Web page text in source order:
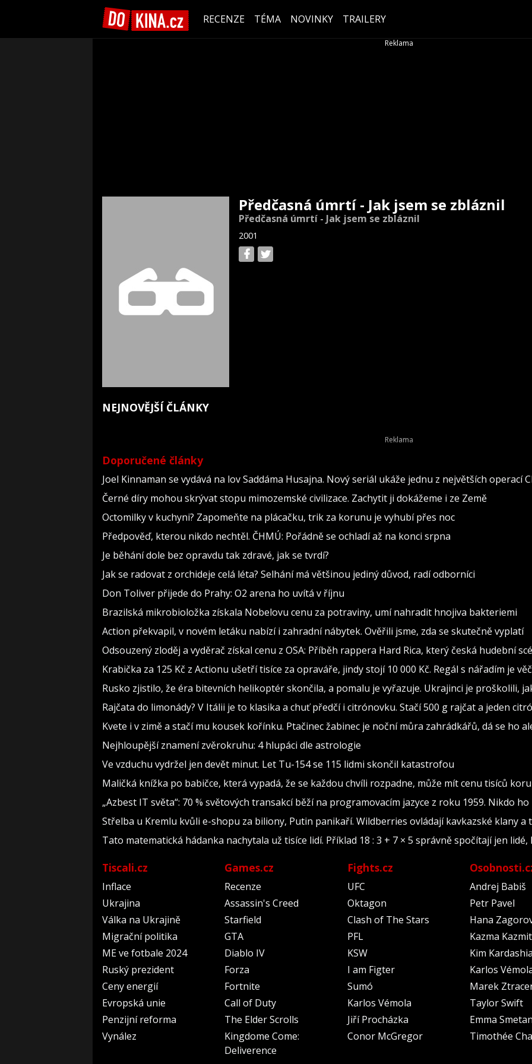
RECENZE TÉMA NOVINKY TRAILERY
Předčasná úmrtí - Jak jsem se zbláznil
Předčasná úmrtí - Jak jsem se zbláznil
2001
NEJNOVĚJŠÍ ČLÁNKY
Doporučené články
Joel Kinnaman se vydává na lov Saddáma Husajna. Nový seriál ukáže jednu z největších operací
Černé díry mohou skrývat stopu mimozemské civilizace. Zachytit ji dokážeme i ze Země
Octomilky v kuchyni? Zapomeňte na plácačku, trik za korunu je vyhubí přes noc
Předpověď, kterou nikdo nechtěl. ČHMÚ: Pořádně se ochladí až na konci srpna
Je běhání dole bez opravdu tak zdravé, jak se tvrdí?
Jak se radovat z orchideje celá léta? Selhání má většinou jediný důvod, radí odborníci
Don Toliver přijede do Prahy: O2 arena ho uvítá v říjnu
Brazilská mikrobioložka získala Nobelovu cenu za potraviny, umí nahradit hnojiva bakteriemi
Action překvapil, v novém letáku nabízí i zahradní nábytek. Ověřili jsme, zda se skutečně vyplatí
Odsouzený zloděj a vyděrač získal cenu z OSA: Příběh rappera Hard Rica, který česká hudební
Krabička za 125 Kč z Actionu ušetří tisíce za opraváře, jindy stojí 10 000 Kč. Regál s nářadím je
Rusko zjistilo, že éra bitevních helikoptér skončila, a pomalu je vyřazuje. Ukrajinci je proškolili,
Rajčata do limonády? V Itálii je to klasika a chuť předčí i citrónovku. Stačí 500 g rajčat a jeden
Kvete i v zimě a stačí mu kousek kořínku. Ptačinec žabinec je noční můra zahrádkářů, dá se ho
Nejhloupější znamení zvěrokruhu: 4 hlupáci dle astrologie
Ve vzduchu vydržel jen devět minut. Let Tu-154 se 115 lidmi skončil katastrofou
Maličká knížka po babičce, která vypadá, že se každou chvíli rozpadne, může mít cenu tisíců
„Azbest IT světa“: 70 % světových transakcí běží na programovacím jazyce z roku 1959. Nikdo
Střelba u Kremlu kvůli e-shopu za biliony, Putin panikaří. Wildberries ovládají kavkazské klany a
Tato matematická hádanka nachytala už tisíce lidí. Příklad 18 : 3 + 7 × 5 správně spočítají jen
Tiscali.cz
Inflace
Ukrajina
Válka na Ukrajině
Migrační politika
ME ve fotbale 2024
Ruský prezident
Ceny energií
Evropská unie
Penzijní reforma
Vynález
Games.cz
Recenze
Assassin's Creed
Starfield
GTA
Diablo IV
Forza
Fortnite
Call of Duty
The Elder Scrolls
Kingdome Come:
Deliverence
Fights.cz
UFC
Oktagon
Clash of The Stars
PFL
KSW
I am Figter
Sumó
Karlos Vémola
Jiří Procházka
Conor McGregor
Andrej Babiš
Petr Pavel
Hana
Kazma
Kim
Karlos
Marek
Taylor Swift
Emma
Timothée